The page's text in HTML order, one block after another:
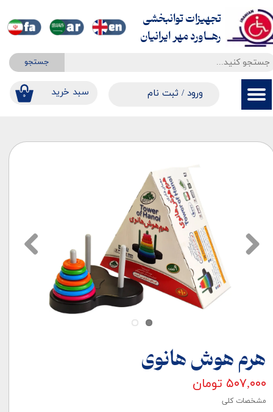
جستجو
۰ ​​سبد خرید ورود / ثبت نام
حساب کاربری من
سفارشات
خروج از حساب کاربری
تجهیزات توانبخشی
​​​​​​​رهــاورد مهر ایرانیان
هرم هوش هانوی
۵۰۷,۰۰۰ تومان
مشخصات کلی